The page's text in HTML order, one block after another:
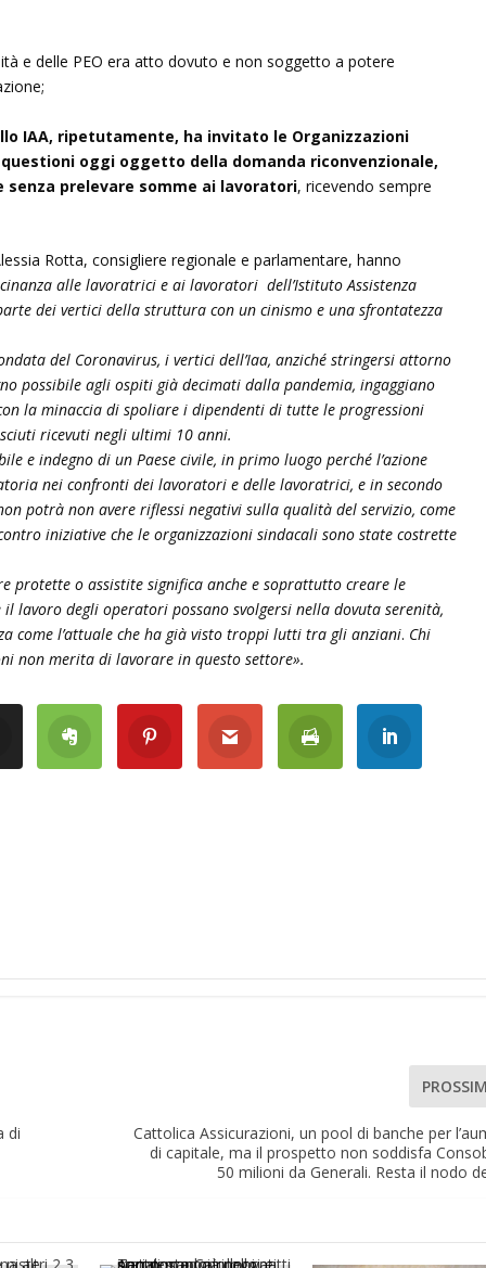
e delle PEO era atto dovuto e non soggetto a potere
IAA, ripetutamente, ha invitato le Organizzazioni
oggi oggetto della domanda riconvenzionale,
prelevare somme ai lavoratori, ricevendo sempre
Rotta, consigliere regionale e parlamentare, hanno
alle lavoratrici e ai lavoratori dell’Istituto Assistenza
dei vertici della struttura con un cinismo e una sfrontatezza
del Coronavirus, i vertici dell’Iaa, anziché stringersi attorno
possibile agli ospiti già decimati dalla pandemia, ingaggiano
la minaccia di spoliare i dipendenti di tutte le progressioni
ricevuti negli ultimi 10 anni.
e indegno di un Paese civile, in primo luogo perché l’azione
nei confronti dei lavoratori e delle lavoratrici, e in secondo
potrà non avere riflessi negativi sulla qualità del servizio, come
iniziative che le organizzazioni sindacali sono state costrette
protette o assistite significa anche e soprattutto creare le
lavoro degli operatori possano svolgersi nella dovuta serenità,
come l’attuale che ha già visto troppi lutti tra gli anziani. Chi
non merita di lavorare in questo settore».
di
Cattolica Assicurazioni, un pool di banche per
di capitale, ma il prospetto non soddisfa
50 milioni da Generali. Resta il nodo